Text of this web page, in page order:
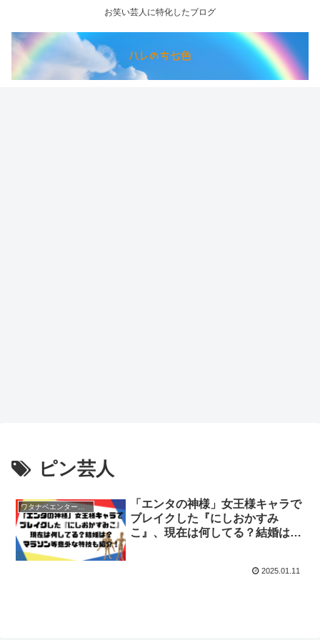
お笑い芸人に特化したブログ
ピン芸人
ワタナベエンターテインメント
「エンタの神様」女王様キャラで
ブレイクした『にしおかすみ
こ』、現在は何してる？結婚は？
2025.01.11